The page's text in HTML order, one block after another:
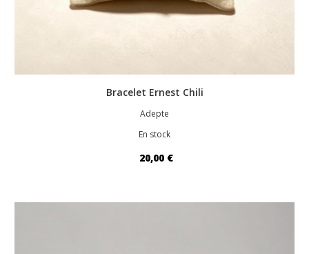
Bracelet Ernest Chili
Adepte
En stock
20,00 €